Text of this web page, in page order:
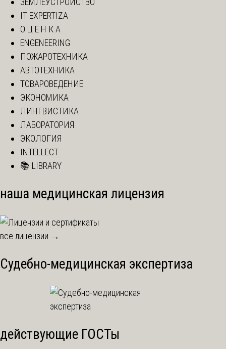
IT EXPERTIZA
О Ц Е Н К А
ENGENEERING
ПОЖАРОТЕХНИКА
АВТОТЕХНИКА
ТОВАРОВЕДЕНИЕ
ЭКОНОМИКА
ЛИНГВИСТИКА
ЛАБОРАТОРИЯ
ЭКОЛОГИЯ
INTELLECT
📚 LIBRARY
наша медицинская лицензия
все лицензии →
Судебно-медицинская экспертиза
действующие ГОСТы